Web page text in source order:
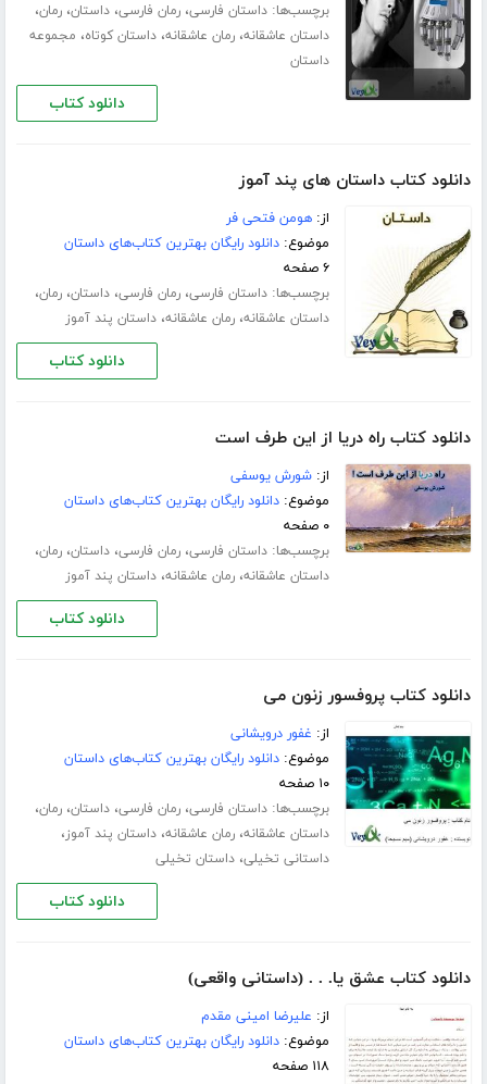
برچسب‌ها:داستان فارسی،رمان فارسی،داستان،رمان،
داستان عاشقانه،رمان عاشقانه،داستان کوتاه، مجموعه
داستان
دانلود کتاب
دانلود کتاب داستان های پند آموز
از:هومن فتحی فر
موضوع:دانلود رایگان بهترین کتاب‌های داستان
۶ صفحه
برچسب‌ها:داستان فارسی،رمان فارسی،داستان،رمان،
داستان عاشقانه،رمان عاشقانه،داستان پند آموز
دانلود کتاب
دانلود کتاب راه دریا از این طرف است
از:شورش یوسفی
موضوع:دانلود رایگان بهترین کتاب‌های داستان
۰ صفحه
برچسب‌ها:داستان فارسی،رمان فارسی،داستان،رمان،
داستان عاشقانه،رمان عاشقانه،داستان پند آموز
دانلود کتاب
دانلود کتاب پروفسور زنون می
از: غفور درویشانی
موضوع:دانلود رایگان بهترین کتاب‌های داستان
۱۰ صفحه
برچسب‌ها:داستان فارسی،رمان فارسی،داستان،رمان،
داستان عاشقانه،رمان عاشقانه،داستان پند آموز،
داستانی تخیلی،داستان تخیلی
دانلود کتاب
دانلود کتاب عشق یا. . . (داستانی واقعی)
از: علیرضا امینی مقدم
موضوع:دانلود رایگان بهترین کتاب‌های داستان
۱۱۸ صفحه